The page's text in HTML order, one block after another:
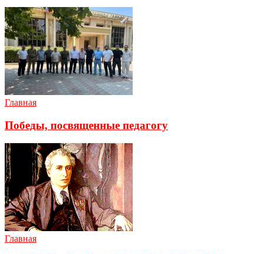
Главная
Победы, посвященные педагогу
Главная